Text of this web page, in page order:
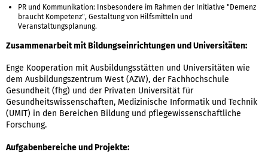
PR und Kommunikation: Insbesondere im Rahmen der Initiative "Demenz
braucht Kompetenz", Gestaltung von Hilfsmitteln und
Veranstaltungsplanung.
Zusammenarbeit mit Bildungseinrichtungen und Universitäten:
Enge Kooperation mit Ausbildungsstätten und Universitäten wie
dem Ausbildungszentrum West (AZW), der Fachhochschule
Gesundheit (fhg) und der Privaten Universität für
Gesundheitswissenschaften, Medizinische Informatik und Technik
(UMIT) in den Bereichen Bildung und pflegewissenschaftliche
Forschung.
Aufgabenbereiche und Projekte: